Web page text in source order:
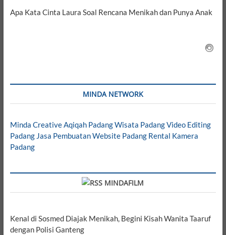
Apa Kata Cinta Laura Soal Rencana Menikah dan Punya Anak
MINDA NETWORK
Minda CreativeAqiqah PadangWisata PadangVideo Editing
Padang Jasa Pembuatan Website Padang Rental Kamera
Padang
MINDAFILM
Kenal di Sosmed Diajak Menikah, Begini Kisah Wanita Taaruf
dengan Polisi Ganteng